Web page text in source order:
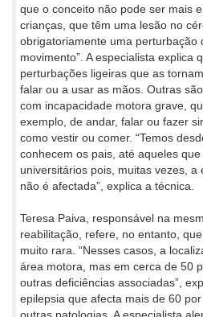
que o conceito não pode ser mais
crianças, que têm uma lesão no
obrigatoriamente uma perturbação
movimento”. A especialista explica
perturbações ligeiras que as
falar ou a usar as mãos. Outras
com incapacidade motora grave,
exemplo, de andar, falar ou fazer
como vestir ou comer. “Temos
conhecem os pais, até aqueles
universitários pois, muitas vezes,
não é afectada”, explica a técnica.
Teresa Paiva, responsável na
reabilitação, refere, no entanto,
muito rara. “Nesses casos, a
área motora, mas em cerca de 50
outras deficiências associadas”,
epilepsia que afecta mais de 60
outras patologias. A especialista